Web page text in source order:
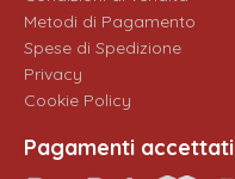
Metodi di Pagamento
Spese di Spedizione
Privacy
Cookie Policy
Pagamenti accettati